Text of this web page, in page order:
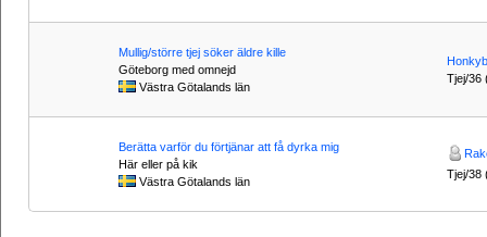
Mullig/större tjej söker äldre kille
Göteborg med omnejd
Västra Götalands län
Tjej/36
Berätta varför du förtjänar att få dyrka mig
Här eller på kik
Västra Götalands län
Tjej/38